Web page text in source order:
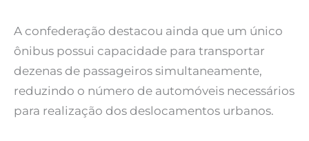
A confederação destacou ainda que um único
ônibus possui capacidade para transportar
dezenas de passageiros simultaneamente,
reduzindo o número de automóveis necessários
para realização dos deslocamentos urbanos.